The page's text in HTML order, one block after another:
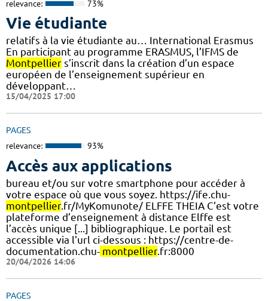
relevance: 73%
Vie étudiante
relatifs à la vie étudiante au… International Erasmus
En participant au programme ERASMUS, l’IFMS de
Montpellier s’inscrit dans la création d’un espace
européen de l’enseignement supérieur en
développant…
15/04/2025 17:00
PAGES
relevance: 93%
Accès aux applications
bureau et/ou sur votre smartphone pour accéder à
votre espace où que vous soyez. https://ife.chu-
montpellier.fr/MyKomunote/ ELFFE THEIA C’est votre
plateforme d’enseignement à distance Elffe est
l’accès unique [...] bibliographique. Le portail est
accessible via l'url ci-dessous : https://centre-de-
documentation.chu- montpellier.fr:8000
20/04/2026 14:06
PAGES